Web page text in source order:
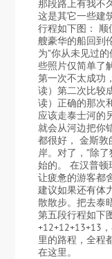
那段路上有我不
这是其它一些建
行程如下图： 顺
艘豪华的船回到
为”你从未见过
些照片仅简单了
第一次不太成功
读）第二次比较
读）正确的那次
应该走泰士河的
就会从河边把你
都很好， 金斯敦
岸。对了，”除
始的。 在汉普顿
让疲惫的游客都
建议如果还有体
散散步。把去泰
第五段行程如下
+12+12+13+13
里的路程，全程
在这里。